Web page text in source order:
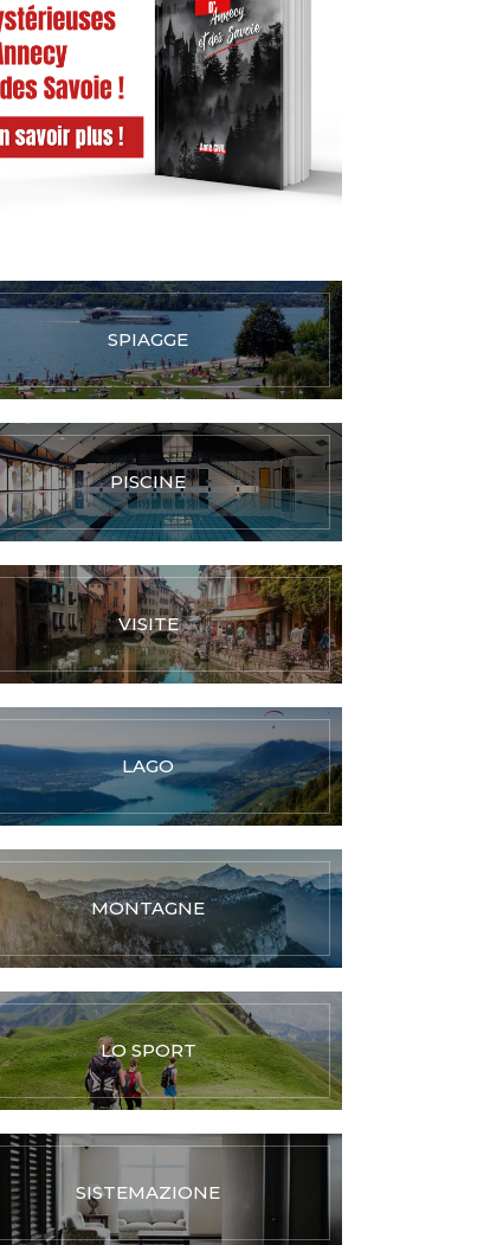
SPIAGGE
PISCINE
VISITE
LAGO
MONTAGNE
LO SPORT
SISTEMAZIONE